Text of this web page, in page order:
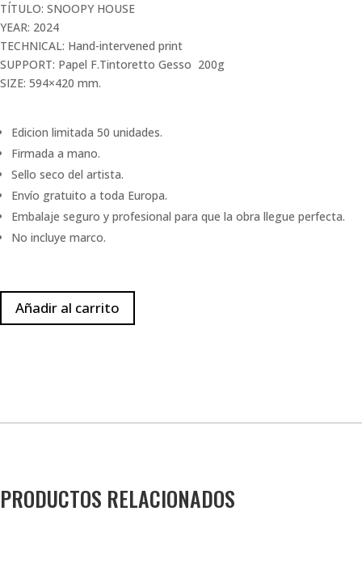
TÍTULO: SNOOPY HOUSE
YEAR: 2024
TECHNICAL: Hand-intervened print
SUPPORT: Papel F.Tintoretto Gesso 200g
SIZE: 594×420 mm.
Edicion limitada 50 unidades.
Firmada a mano.
Sello seco del artista.
Envío gratuito a toda Europa.
Embalaje seguro y profesional para que la obra llegue perfecta.
No incluye marco.
Añadir al carrito
PRODUCTOS RELACIONADOS